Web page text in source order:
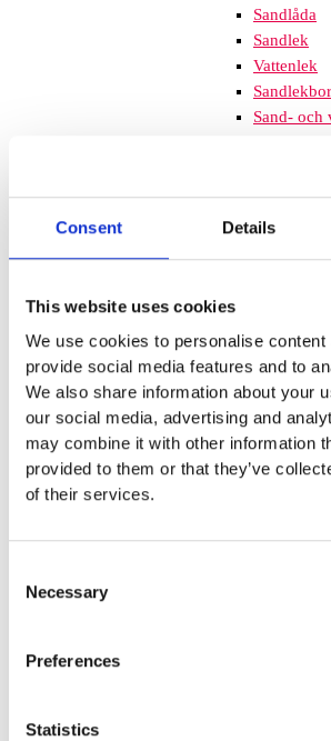
Consent Details
This website uses cookies
We use cookies to personalise content
provide social media features and to
We also share information about your
our social media, advertising and
may combine it with other information
provided to them or that they’ve
of their services.
Selection
Necessary
Preferences
Statistics
Sandlåda
Sandlek
Vattenlek
Sand- och
Svanenmärkta
Solskydd
Trampolin
gör att barnen
komplettera
trampoliner blir
som de flesta
tar inte mycket
i marken så de
mm - för
mm - för